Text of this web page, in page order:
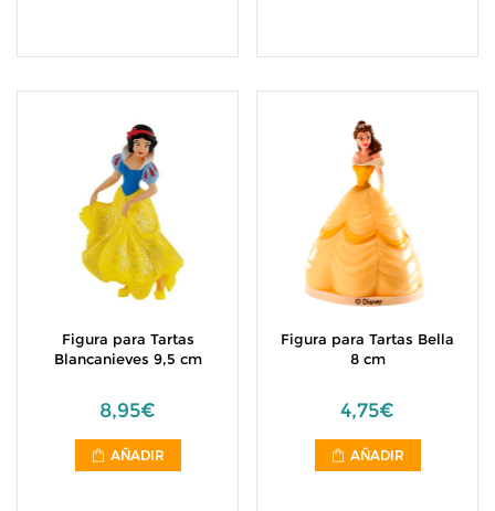
Figura para Tartas
Blancanieves 9,5 cm
8,95€
AÑADIR
Figura para Tartas Bella
8 cm
4,75€
AÑADIR